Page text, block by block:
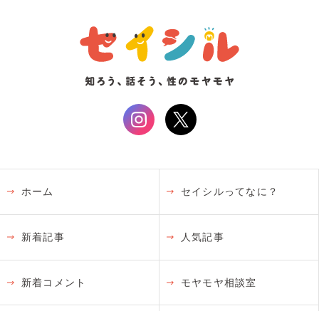
ホーム セイシルってなに？
新着記事 人気記事
新着コメント モヤモヤ相談室